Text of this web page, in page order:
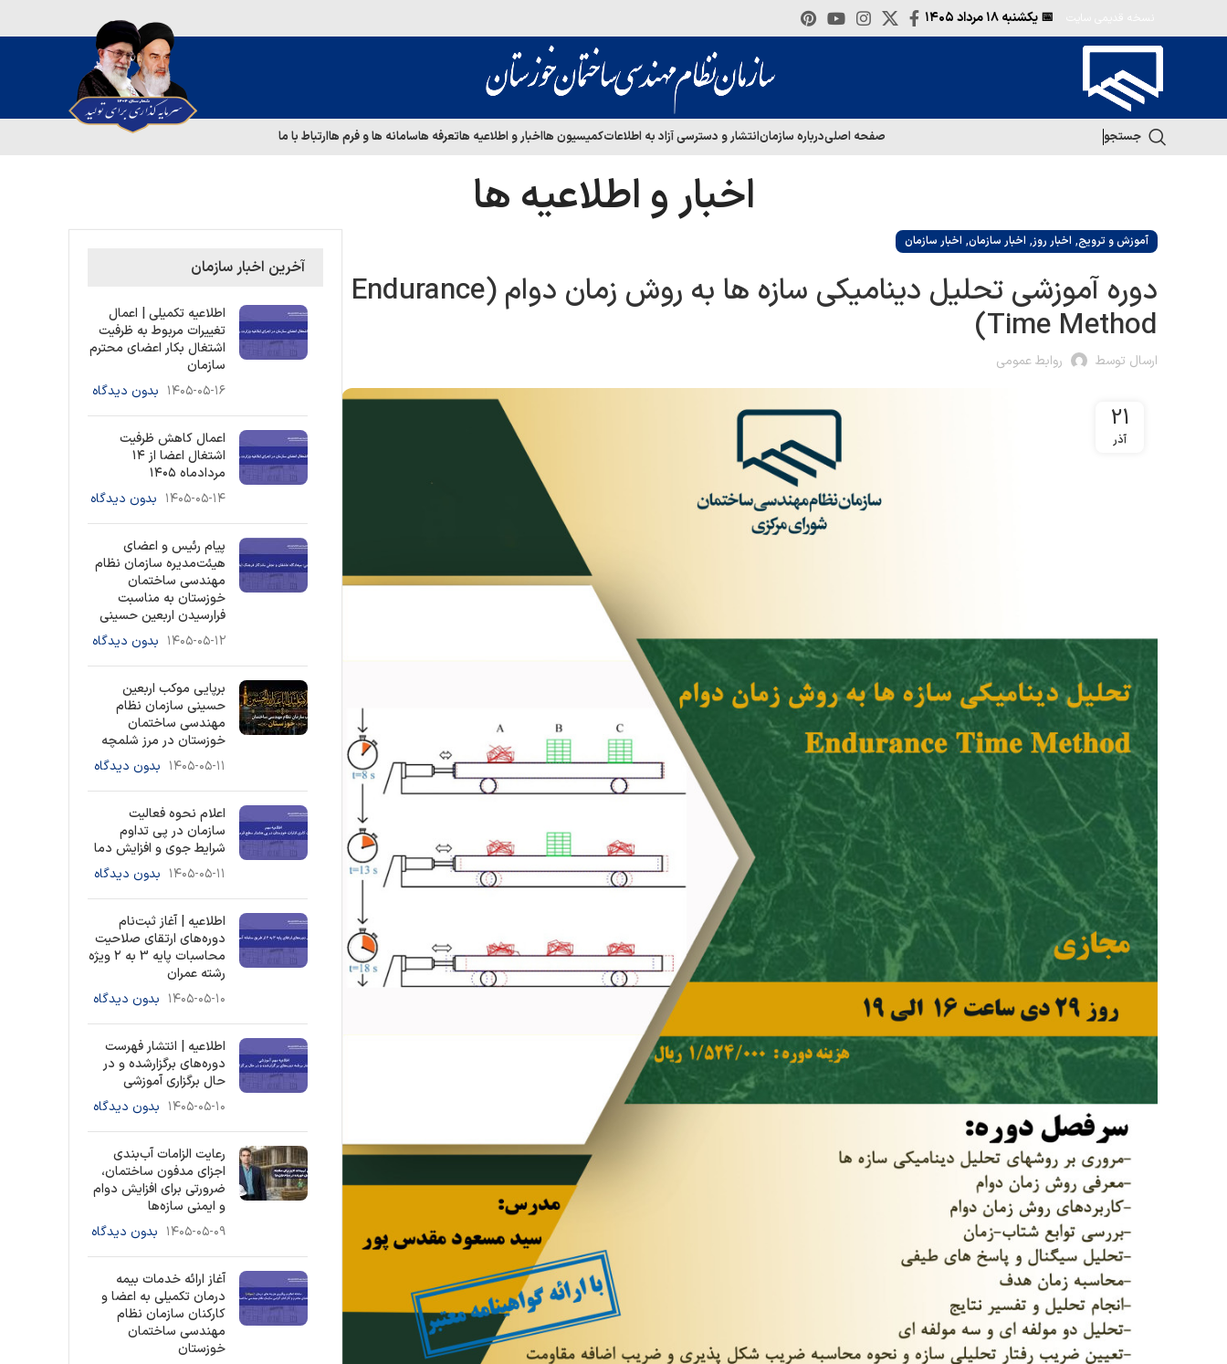
📅 یکشنبه
جستجو صفحه اصلیدرباره سازمانانتشار و دسترسی آزاد به اطلاعاتکمیسیون هااخبار و اطلاعیه هاتعرفه هاسامانه ها و فرم هاارتباط با ما
اخبار و اطلاعیه ها
آموزش و ترویج, اخبار روز, اخبار سازمان, اخبار سازمان
دوره آموزشی تحلیل دینامیکی سازه ها به روش زمان دوام (Endurance
Time Method)
ارسال توسط روابط عمومی
21
آذر
آخرین اخبار سازمان
اطلاعیه تکمیلی | اعمال
تغییرات مربوط به ظرفیت
اشتغال بکار اعضای محترم
سازمان
۱۴۰۵-۰۵-۱۶ بدون دیدگاه
اعمال کاهش ظرفیت
اشتغال اعضا از ۱۴
مردادماه ۱۴۰۵
۱۴۰۵-۰۵-۱۴ بدون دیدگاه
پیام رئیس و اعضای
هیئت‌مدیره سازمان نظام
مهندسی ساختمان
خوزستان به مناسبت
فرارسیدن اربعین حسینی
۱۴۰۵-۰۵-۱۲ بدون دیدگاه
برپایی موکب اربعین
حسینی سازمان نظام
مهندسی ساختمان
خوزستان در مرز شلمچه
۱۴۰۵-۰۵-۱۱ بدون دیدگاه
اعلام نحوه فعالیت
سازمان در پی تداوم
شرایط جوی و افزایش دما
۱۴۰۵-۰۵-۱۱ بدون دیدگاه
اطلاعیه | آغاز ثبت‌نام
دوره‌های ارتقای صلاحیت
محاسبات پایه 3 به ۲ ویژه
رشته عمران
۱۴۰۵-۰۵-۱۰ بدون دیدگاه
اطلاعیه | انتشار فهرست
دوره‌های برگزارشده و در
حال برگزاری آموزشی
۱۴۰۵-۰۵-۱۰ بدون دیدگاه
رعایت الزامات آب‌بندی
اجزای مدفون ساختمان،
ضرورتی برای افزایش دوام
و ایمنی سازه‌ها
۱۴۰۵-۰۵-۰۹ بدون دیدگاه
آغاز ارائه خدمات بیمه
درمان تکمیلی به اعضا و
کارکنان سازمان نظام
مهندسی ساختمان
خوزستان